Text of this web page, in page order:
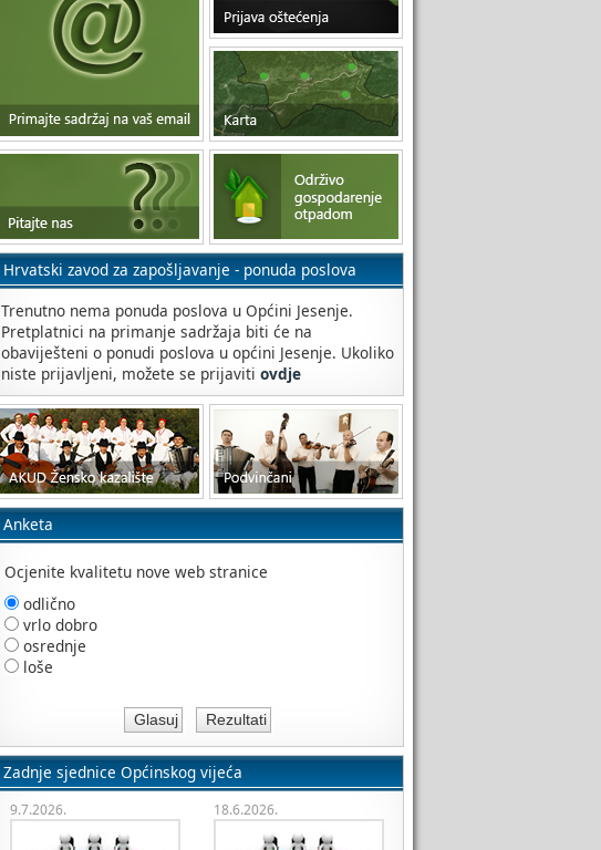
Hrvatski zavod za zapošljavanje - ponuda poslova
Trenutno nema ponuda poslova u Općini Jesenje.
Pretplatnici na primanje sadržaja biti će na
obaviješteni o ponudi poslova u općini Jesenje. Ukoliko
niste prijavljeni, možete se prijaviti ovdje
Anketa
Ocjenite kvalitetu nove web stranice
odlično
vrlo dobro
osrednje
loše
Zadnje sjednice Općinskog vijeća
9.7.2026. 18.6.2026.